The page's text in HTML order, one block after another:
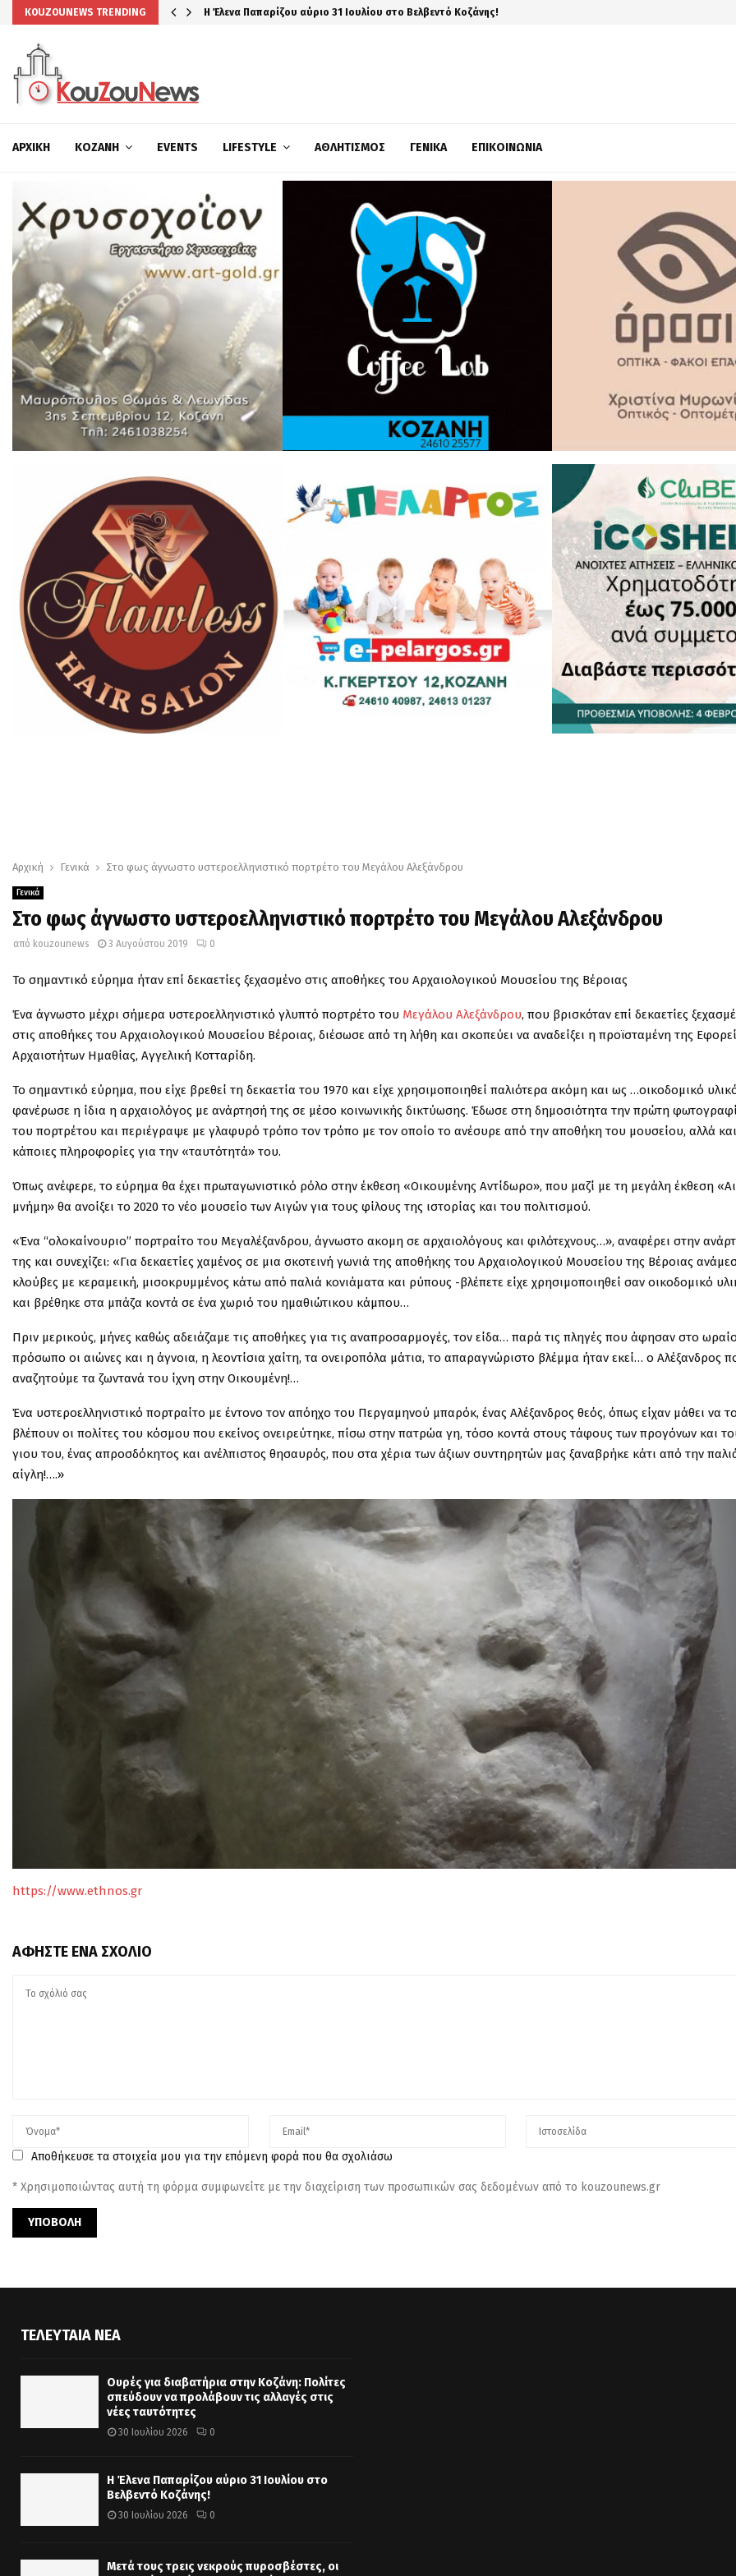
KOUZOUNEWS TRENDING Η Έλενα Παπαρίζου αύριο 31 Ιουλίου στο Βελβεντό Κοζάνης!
ΑΡΧΙΚΉ ΚΟΖΆΝΗ EVENTS LIFESTYLE ΑΘΛΗΤΙΣΜΌΣ ΓΕΝΙΚΆ ΕΠΙΚΟΙΝΩΝΊΑ
Αρχική Γενικά Στο φως άγνωστο υστεροελληνιστικό πορτρέτο του Μεγάλου Αλεξάνδρου
Γενικά
Στο φως άγνωστο υστεροελληνιστικό πορτρέτο του Μεγάλου Αλεξάνδρου
από kouzounews 3 Αυγούστου 2019 0
Το σημαντικό εύρημα ήταν επί δεκαετίες ξεχασμένο στις αποθήκες του Αρχαιολογικού Μουσείου της Βέροιας
Ένα άγνωστο μέχρι σήμερα υστεροελληνιστικό γλυπτό πορτρέτο του Μεγάλου Αλεξάνδρου, που βρισκόταν επί δεκαετίες
στις αποθήκες του Αρχαιολογικού Μουσείου Βέροιας, διέσωσε από τη λήθη και σκοπεύει να αναδείξει η προϊσταμένη της
Αρχαιοτήτων Ημαθίας, Αγγελική Κοτταρίδη.
Το σημαντικό εύρημα, που είχε βρεθεί τη δεκαετία του 1970 και είχε χρησιμοποιηθεί παλιότερα ακόμη και ως …οικοδομικό
φανέρωσε η ίδια η αρχαιολόγος με ανάρτησή της σε μέσο κοινωνικής δικτύωσης. Έδωσε στη δημοσιότητα την πρώτη
του πορτρέτου και περιέγραψε με γλαφυρό τρόπο τον τρόπο με τον οποίο το ανέσυρε από την αποθήκη του μουσείου, αλλά και
κάποιες πληροφορίες για την «ταυτότητά» του.
Όπως ανέφερε, το εύρημα θα έχει πρωταγωνιστικό ρόλο στην έκθεση «Οικουμένης Αντίδωρο», που μαζί με τη μεγάλη έκθεση
μνήμη» θα ανοίξει το 2020 το νέο μουσείο των Αιγών για τους φίλους της ιστορίας και του πολιτισμού.
«Ένα “ολοκαίνουριο” πορτραίτο του Μεγαλέξανδρου, άγνωστο ακομη σε αρχαιολόγους και φιλότεχνους…», αναφέρει στην
της και συνεχίζει: «Για δεκαετίες χαμένος σε μια σκοτεινή γωνιά της αποθήκης του Αρχαιολογικού Μουσείου της Βέροιας
κλούβες με κεραμεική, μισοκρυμμένος κάτω από παλιά κονιάματα και ρύπους -βλέπετε είχε χρησιμοποιηθεί σαν οικοδομικό
και βρέθηκε στα μπάζα κοντά σε ένα χωριό του ημαθιώτικου κάμπου…
Πριν μερικούς, μήνες καθώς αδειάζαμε τις αποθήκες για τις αναπροσαρμογές, τον είδα… παρά τις πληγές που άφησαν στο
πρόσωπο οι αιώνες και η άγνοια, η λεοντίσια χαίτη, τα ονειροπόλα μάτια, το απαραγνώριστο βλέμμα ήταν εκεί… ο Αλέξανδρος
αναζητούμε τα ζωντανά του ίχνη στην Οικουμένη!…
Ένα υστεροελληνιστικό πορτραίτο με έντονο τον απόηχο του Περγαμηνού μπαρόκ, ένας Αλέξανδρος θεός, όπως είχαν μάθει να
βλέπουν οι πολίτες του κόσμου που εκείνος ονειρεύτηκε, πίσω στην πατρώα γη, τόσο κοντά στους τάφους των προγόνων και
γιου του, ένας απροσδόκητος και ανέλπιστος θησαυρός, που στα χέρια των άξιων συντηρητών μας ξαναβρήκε κάτι από την
αίγλη!….»
https://www.ethnos.gr
ΑΦΉΣΤΕ ΈΝΑ ΣΧΌΛΙΟ
Αποθήκευσε τα στοιχεία μου για την επόμενη φορά που θα σχολιάσω
* Χρησιμοποιώντας αυτή τη φόρμα συμφωνείτε με την διαχείριση των προσωπικών σας δεδομένων από το kouzounews.gr
ΤΕΛΕΥΤΑΊΑ ΝΈΑ
Ουρές για διαβατήρια στην Κοζάνη: Πολίτες
σπεύδουν να προλάβουν τις αλλαγές στις
νέες ταυτότητες
30 Ιουλίου 2026 0
Η Έλενα Παπαρίζου αύριο 31 Ιουλίου στο
Βελβεντό Κοζάνης!
30 Ιουλίου 2026 0
Μετά τους τρεις νεκρούς πυροσβέστες, οι